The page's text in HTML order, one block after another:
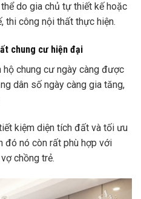
do gia chủ tự thiết kế hoặc
thi công nội thất thực hiện.
chung cư hiện đại
chung cư ngày càng được
dân số ngày càng gia tăng,
kiệm diện tích đất và tối ưu
đó nó còn rất phù hợp với
chồng trẻ.